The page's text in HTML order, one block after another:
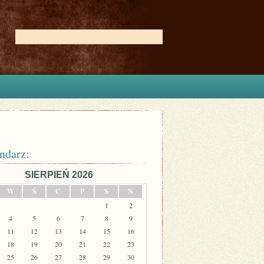
SIERPIEŃ 2026
W
Ś C P S N
1
2
4
5 6 7 8
9
11
12 13 14 15
16
18
19 20 21 22
23
25
26 27 28 29 30